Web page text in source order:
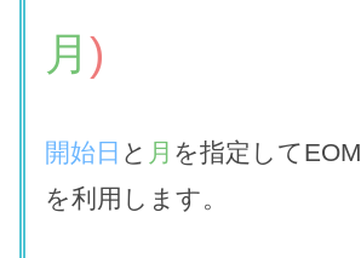
月 )
開始日 と 月 を指定して
を利用します。